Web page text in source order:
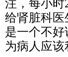
注，每小时
给肾脏科
是一个不
为病人应该